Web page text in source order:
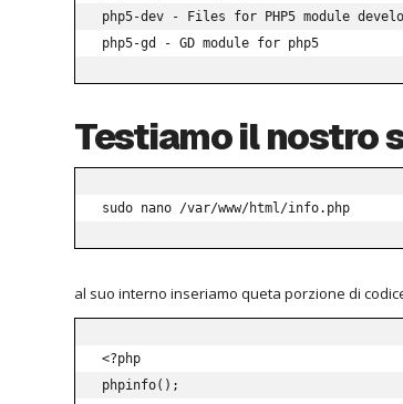
php5-dev - Files for PHP5 module
php5-gd - GD module for php5
Testiamo il nostro
sudo nano /var/www/html/info.php
al suo interno inseriamo queta porzione di
<?php
phpinfo();